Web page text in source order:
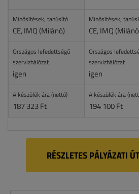
Minősítések, tanúsító
CE, IMQ (Milánó)
Minősítések,
CE, IMQ
Országos lefedettségű
szervizhálózat
igen
Országos
szervizhálózat
igen
A készülék ára (nettó)
187 323 Ft
A készülék ára
194 100 Ft
RÉSZLETES PÁLYÁZATI